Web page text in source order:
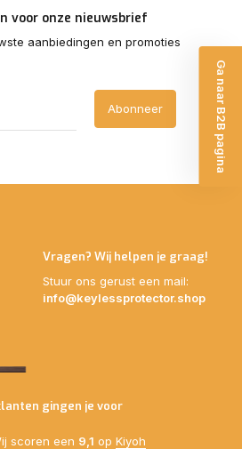
voor onze nieuwsbrief
aanbiedingen en promoties
Abonneer
Vragen? Wij helpen je graag!
Stuur ons gerust een mail:
info@keylessprotector.shop
gingen je voor
scoren een 9,1 op Kiyoh
Ga naar B2B pagina